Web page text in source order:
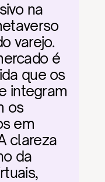
na
varejo.
é
que os
integram
os
em
clareza
da